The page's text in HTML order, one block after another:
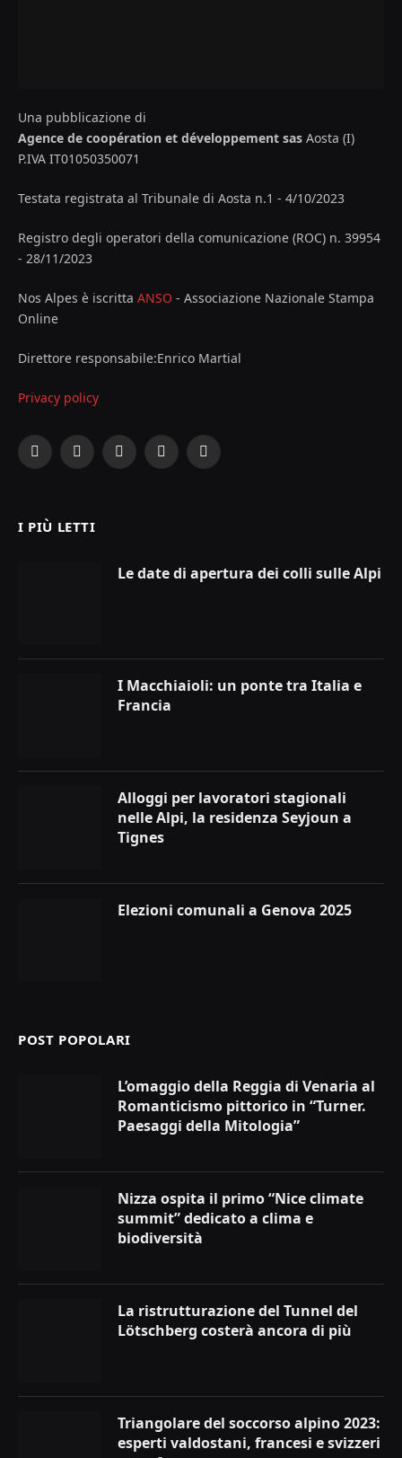
Una pubblicazione di
Agence de coopération et développement sas Aosta (I)
P.IVA IT01050350071
Testata registrata al Tribunale di Aosta n.1 - 4/10/2023
Registro degli operatori della comunicazione (ROC) n. 39954
- 28/11/2023
Nos Alpes è iscritta ANSO - Associazione Nazionale Stampa
Online
Direttore responsabile:Enrico Martial
Privacy policy
Facebook
X
InstagramYouTubeLinkedIn
I PIÙ LETTI
Le date di apertura dei colli sulle Alpi
I Macchiaioli: un ponte tra Italia e
Francia
Alloggi per lavoratori stagionali
nelle Alpi, la residenza Seyjoun a
Tignes
Elezioni comunali a Genova 2025
POST POPOLARI
L’omaggio della Reggia di Venaria al
Romanticismo pittorico in “Turner.
Paesaggi della Mitologia”
Nizza ospita il primo “Nice climate
summit” dedicato a clima e
biodiversità
La ristrutturazione del Tunnel del
Lötschberg costerà ancora di più
Triangolare del soccorso alpino 2023:
esperti valdostani, francesi e svizzeri